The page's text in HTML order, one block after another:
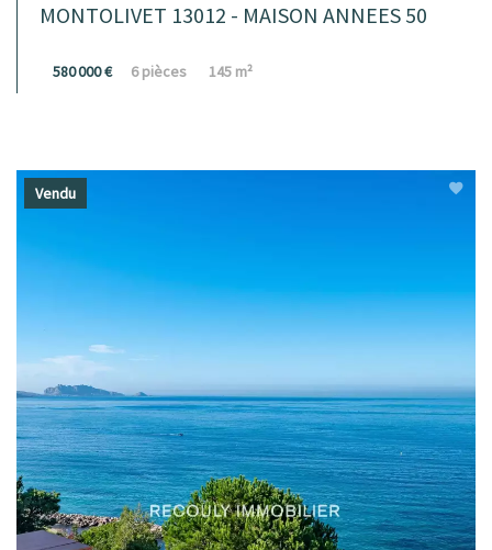
MONTOLIVET 13012 - MAISON ANNEES 50
580 000 € 6 pièces 145 m²
Vendu